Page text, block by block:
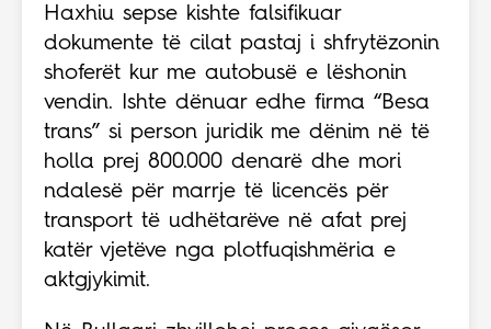
Haxhiu sepse kishte falsifikuar
dokumente të cilat pastaj i shfrytëzonin
shoferët kur me autobusë e lëshonin
vendin. Ishte dënuar edhe firma “Besa
trans” si person juridik me dënim në të
holla prej 800.000 denarë dhe mori
ndalesë për marrje të licencës për
transport të udhëtarëve në afat prej
katër vjetëve nga plotfuqishmëria e
aktgjykimit.